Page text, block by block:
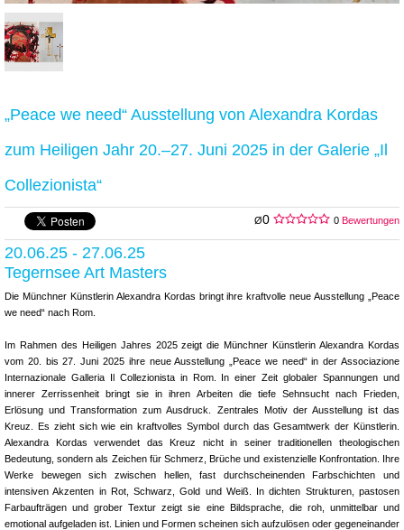
„Peace we need“ Ausstellung von Alexandra Kordas
zum Heiligen Jahr 20.–27. Juni 2025 in der Galerie „Il
Collezionista“
Ø0 0 Bewertungen
20.06.25 - 27.06.25
Tegernsee Art Masters
Die Münchner Künstlerin Alexandra Kordas bringt ihre kraftvolle neue Ausstellung „Peace
we need“ nach Rom.
Im Rahmen des Heiligen Jahres 2025 zeigt die Münchner Künstlerin Alexandra Kordas
vom 20. bis 27. Juni 2025 ihre neue Ausstellung „Peace we need“ in der Associazione
Internazionale Galleria Il Collezionista in Rom. In einer Zeit globaler Spannungen und
innerer Zerrissenheit bringt sie in ihren Arbeiten die tiefe Sehnsucht nach Frieden,
Erlösung und Transformation zum Ausdruck. Zentrales Motiv der Ausstellung ist das
Kreuz. Es zieht sich wie ein kraftvolles Symbol durch das Gesamtwerk der Künstlerin.
Alexandra Kordas verwendet das Kreuz nicht in seiner traditionellen theologischen
Bedeutung, sondern als Zeichen für Schmerz, Brüche und existenzielle Konfrontation. Ihre
Werke bewegen sich zwischen hellen, fast durchscheinenden Farbschichten und
intensiven Akzenten in Rot, Schwarz, Gold und Weiß. In dichten Strukturen, pastosen
Farbaufträgen und grober Textur zeigt sie eine Bildsprache, die roh, unmittelbar und
emotional aufgeladen ist. Linien und Formen scheinen sich aufzulösen oder gegeneinander